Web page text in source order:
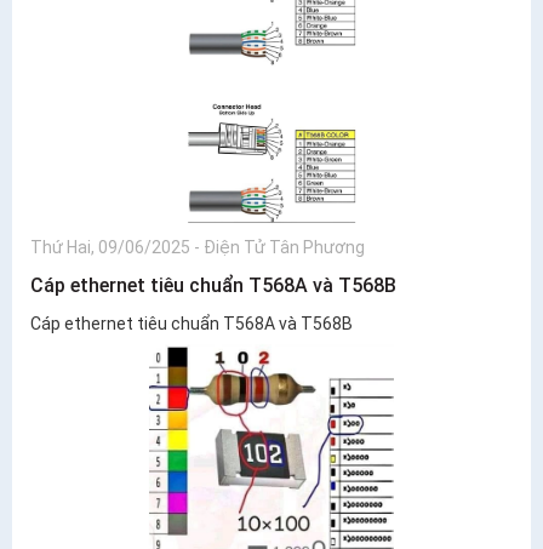
Thứ Hai, 09/06/2025 - Điện Tử Tân Phương
Cáp ethernet tiêu chuẩn T568A và T568B
Cáp ethernet tiêu chuẩn T568A và T568B